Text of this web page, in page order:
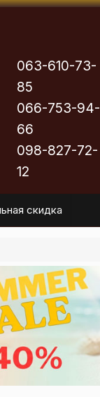
063-610-73-
85
066-753-94-
66
098-827-72-
12
скидка